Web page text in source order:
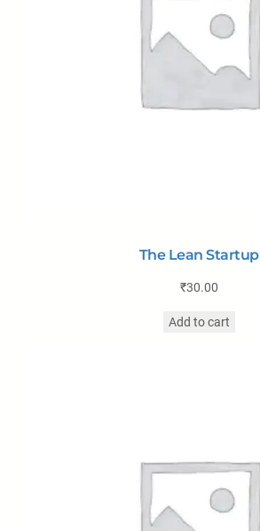
The Lean Startup
₹30.00
Add to cart